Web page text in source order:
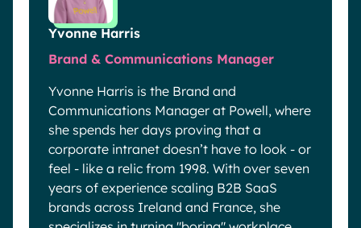
Yvonne Harris
Brand & Communications Manager
Yvonne Harris is the Brand and
Communications Manager at Powell, where
she spends her days proving that a
corporate intranet doesn’t have to look - or
feel - like a relic from 1998. With over seven
years of experience scaling B2B SaaS
brands across Ireland and France, she